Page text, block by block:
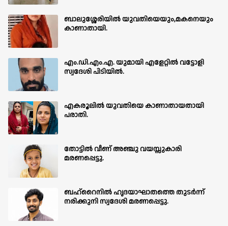
ബാലുശ്ശേരിയില്‍ യുവതിയെയും,മകനെയും
കാണാതായി.
എം.ഡി.എം.എ. യുമായി എളേറ്റിൽ വട്ടോളി
സ്വദേശി പിടിയിൽ.
എകരൂലിൽ യുവതിയെ കാണാതായതായി
പരാതി.
തോട്ടിൽ വീണ് അഞ്ചു വയസ്സുകാരി
മരണപ്പെട്ടു.
ബഹ്‌റൈനിൽ ഹൃദയാഘാതത്തെ തുടർന്ന്
നരിക്കുനി സ്വദേശി മരണപ്പെട്ടു.